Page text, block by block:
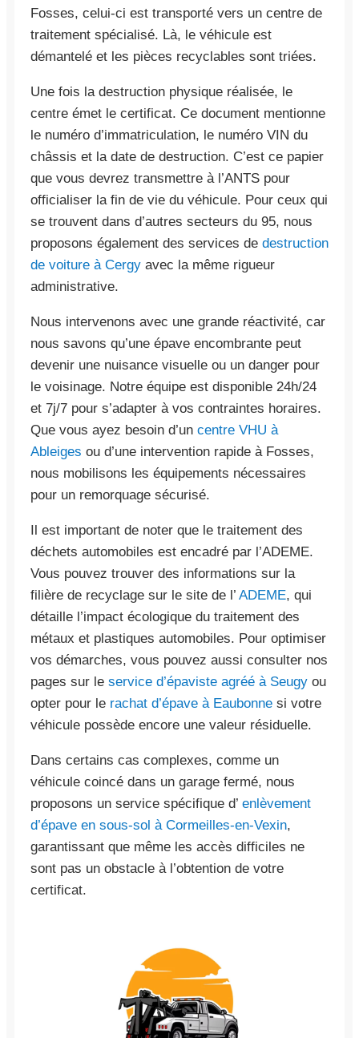
Fosses, celui-ci est transporté vers un centre de
traitement spécialisé. Là, le véhicule est
démantelé et les pièces recyclables sont triées.
Une fois la destruction physique réalisée, le
centre émet le certificat. Ce document mentionne
le numéro d’immatriculation, le numéro VIN du
châssis et la date de destruction. C’est ce papier
que vous devrez transmettre à l’ANTS pour
officialiser la fin de vie du véhicule. Pour ceux qui
se trouvent dans d’autres secteurs du 95, nous
proposons également des services de destruction
de voiture à Cergy avec la même rigueur
administrative.
Nous intervenons avec une grande réactivité, car
nous savons qu’une épave encombrante peut
devenir une nuisance visuelle ou un danger pour
le voisinage. Notre équipe est disponible 24h/24
et 7j/7 pour s’adapter à vos contraintes horaires.
Que vous ayez besoin d’un centre VHU à
Ableiges ou d’une intervention rapide à Fosses,
nous mobilisons les équipements nécessaires
pour un remorquage sécurisé.
Il est important de noter que le traitement des
déchets automobiles est encadré par l’ADEME.
Vous pouvez trouver des informations sur la
filière de recyclage sur le site de l’ ADEME, qui
détaille l’impact écologique du traitement des
métaux et plastiques automobiles. Pour optimiser
vos démarches, vous pouvez aussi consulter nos
pages sur le service d’épaviste agréé à Seugy ou
opter pour le rachat d’épave à Eaubonne si votre
véhicule possède encore une valeur résiduelle.
Dans certains cas complexes, comme un
véhicule coincé dans un garage fermé, nous
proposons un service spécifique d’ enlèvement
d’épave en sous-sol à Cormeilles-en-Vexin,
garantissant que même les accès difficiles ne
sont pas un obstacle à l’obtention de votre
certificat.